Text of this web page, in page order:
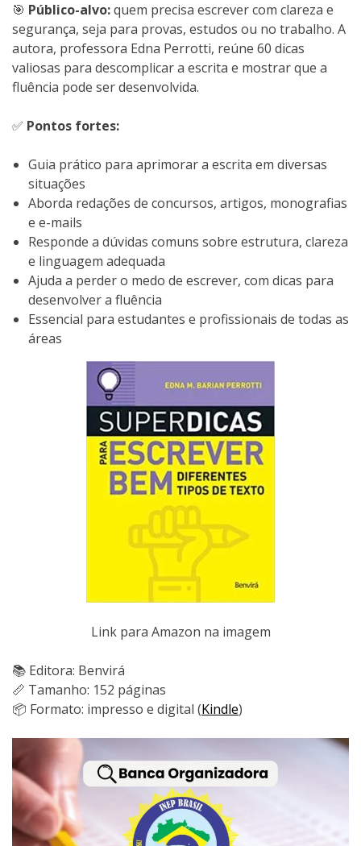
🎯 Público-alvo:quem precisa escrever com clareza e
segurança, seja para provas, estudos ou no trabalho. A
autora, professora Edna Perrotti, reúne 60 dicas
valiosas para descomplicar a escrita e mostrar que a
fluência pode ser desenvolvida.
✅ Pontos fortes:
Guia prático para aprimorar a escrita em diversas
situações
Aborda redações de concursos, artigos, monografias
e e-mails
Responde a dúvidas comuns sobre estrutura, clareza
e linguagem adequada
Ajuda a perder o medo de escrever, com dicas para
desenvolver a fluência
Essencial para estudantes e profissionais de todas as
áreas
Link para Amazon na imagem
📚 Editora: Benvirá
📏 Tamanho: 152 páginas
📦 Formato: impresso e digital (Kindle)